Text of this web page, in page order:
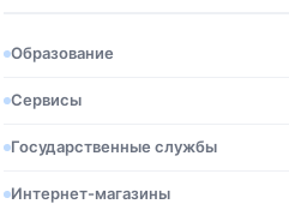
Образование
Сервисы
Государственные службы
Интернет-магазины